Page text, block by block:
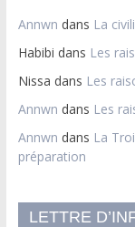
Annwn dans La
Habibi dans Les
Nissa dans Les
Annwn dans Les
Annwn dans La
préparation
LETTRE